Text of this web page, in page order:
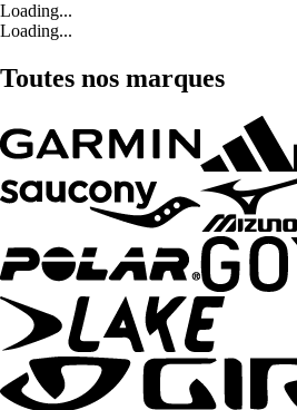
Loading...
Loading...
Toutes nos marques